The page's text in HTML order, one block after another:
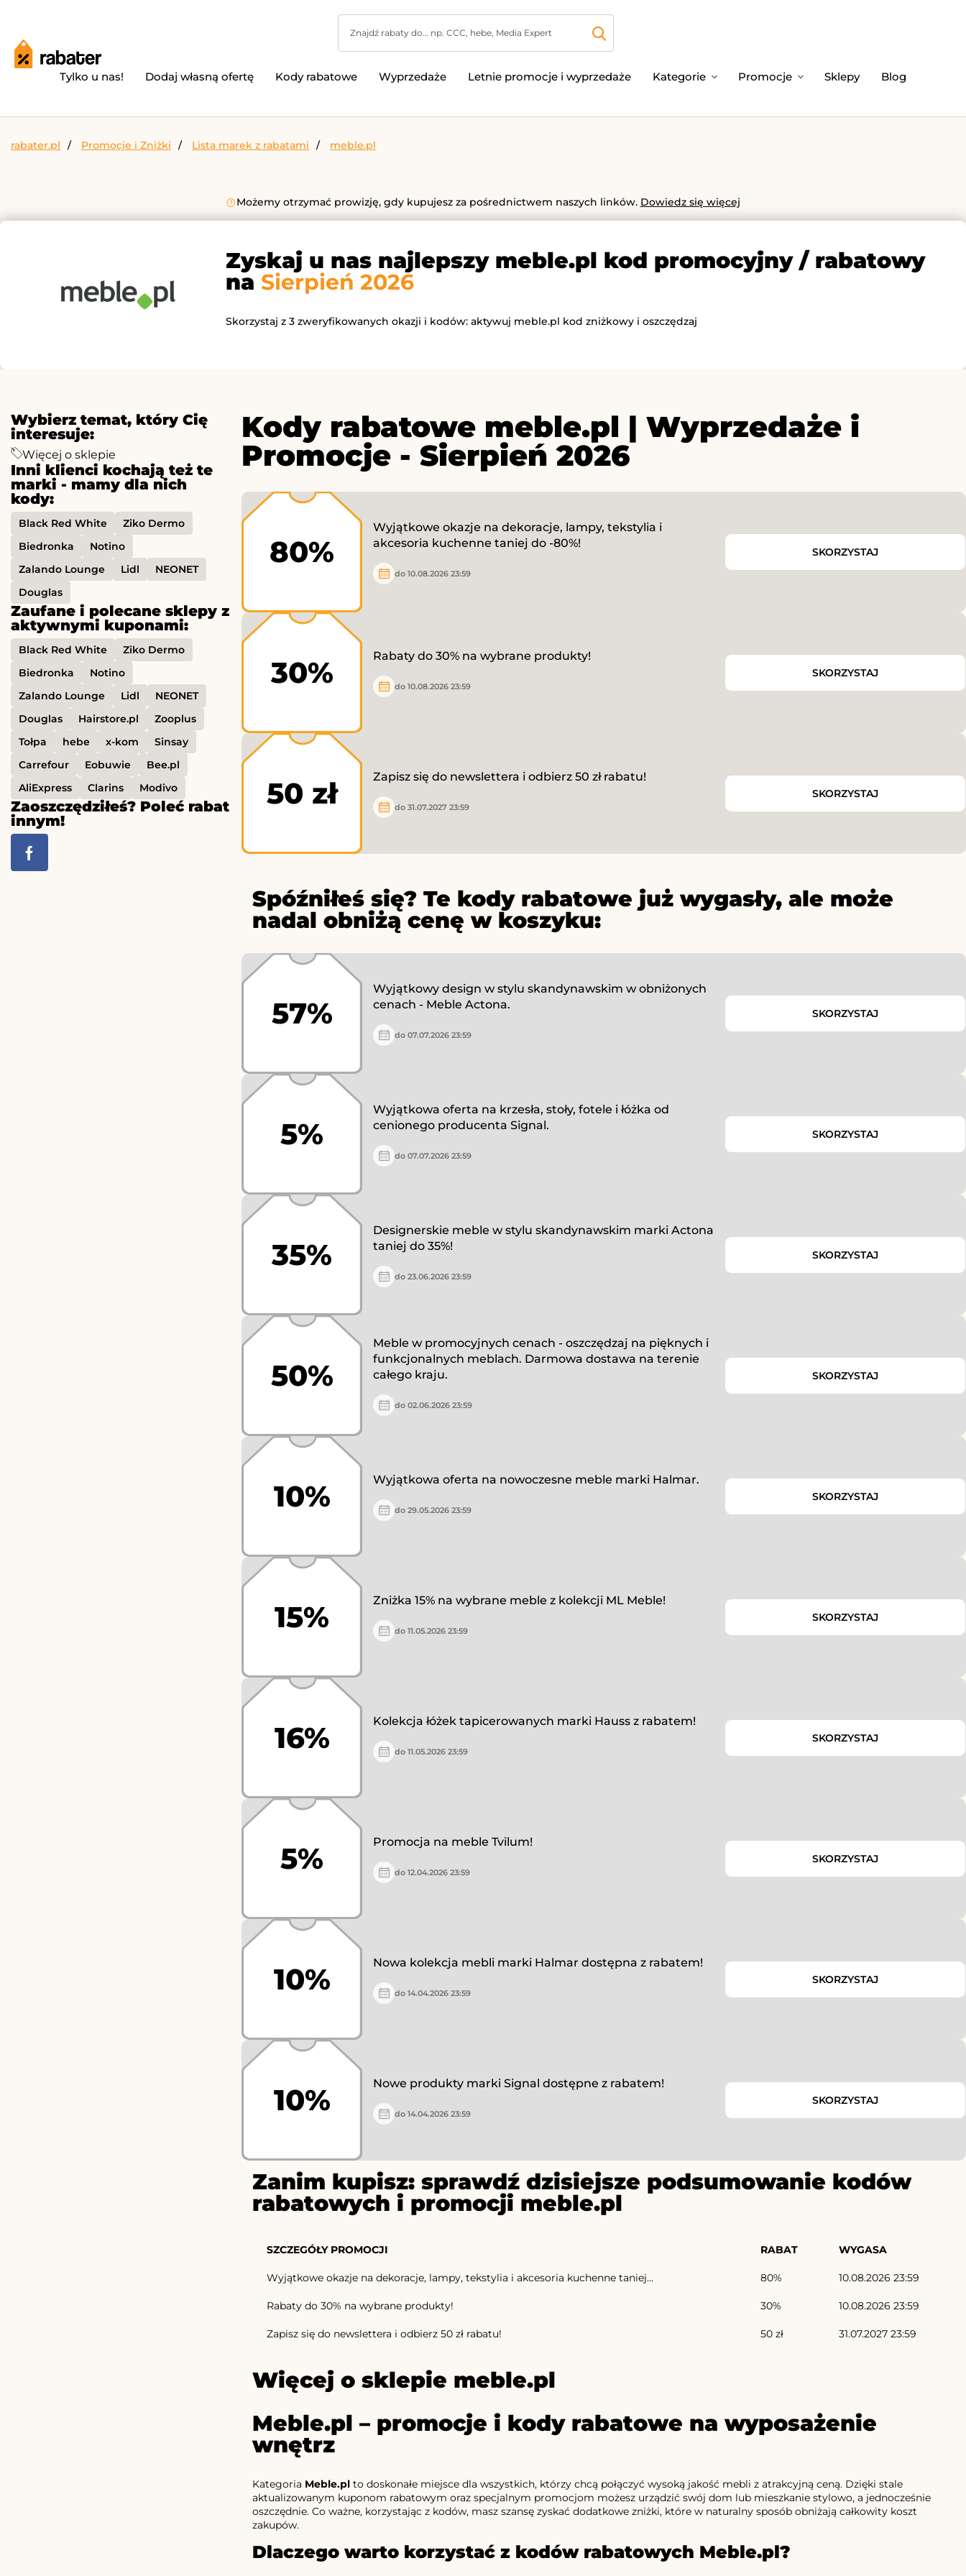
Tylko u nas! Dodaj własną ofertę Kody rabatowe Wyprzedaże Letnie promocje i wyprzedaże Kategorie Promocje Sklepy Blog
rabater.pl Promocje i Zniżki Lista marek z rabatami meble.pl
Możemy otrzymać prowizję, gdy kupujesz za pośrednictwem naszych linków. Dowiedz się więcej
Zyskaj u nas najlepszy meble.pl kod promocyjny / rabatowy
na Sierpień 2026
Skorzystaj z 3 zweryfikowanych okazji i kodów: aktywuj meble.pl kod zniżkowy i oszczędzaj
Wybierz temat, który Cię
interesuje:
Więcej o sklepie
Inni klienci kochają też te
marki - mamy dla nich
kody:
Black Red White
Ziko Dermo
Biedronka
Notino
Zalando Lounge
Lidl
NEONET
Douglas
Zaufane i polecane sklepy z
aktywnymi kuponami:
Black Red White
Ziko Dermo
Biedronka
Notino
Zalando Lounge
Lidl
NEONET
Douglas
Hairstore.pl
Zooplus
Tołpa
hebe x-kom
Sinsay
Carrefour
Eobuwie
Bee.pl
AliExpress
Clarins Modivo
Zaoszczędziłeś? Poleć rabat
innym!
Kody rabatowe meble.pl | Wyprzedaże i
Promocje - Sierpień 2026
80%
Wyjątkowe okazje na dekoracje, lampy, tekstylia i
akcesoria kuchenne taniej do -80%!
do 10.08.2026 23:59
SKORZYSTAJ
30% Rabaty do 30% na wybrane produkty!
do 10.08.2026 23:59
SKORZYSTAJ
50 zł Zapisz się do newslettera i odbierz 50 zł rabatu!
do 31.07.2027 23:59
SKORZYSTAJ
Spóźniłeś się? Te kody rabatowe już wygasły, ale może
nadal obniżą cenę w koszyku:
57%
Wyjątkowy design w stylu skandynawskim w obniżonych
cenach - Meble Actona.
do 07.07.2026 23:59
SKORZYSTAJ
5%
Wyjątkowa oferta na krzesła, stoły, fotele i łóżka od
cenionego producenta Signal.
do 07.07.2026 23:59
SKORZYSTAJ
35%
Designerskie meble w stylu skandynawskim marki Actona
taniej do 35%!
do 23.06.2026 23:59
SKORZYSTAJ
50%
Meble w promocyjnych cenach - oszczędzaj na pięknych i
funkcjonalnych meblach. Darmowa dostawa na terenie
całego kraju.
do 02.06.2026 23:59
SKORZYSTAJ
10% Wyjątkowa oferta na nowoczesne meble marki Halmar.
do 29.05.2026 23:59
SKORZYSTAJ
15% Zniżka 15% na wybrane meble z kolekcji ML Meble!
do 11.05.2026 23:59
SKORZYSTAJ
16% Kolekcja łóżek tapicerowanych marki Hauss z rabatem!
do 11.05.2026 23:59
SKORZYSTAJ
5% Promocja na meble Tvilum!
do 12.04.2026 23:59
SKORZYSTAJ
10% Nowa kolekcja mebli marki Halmar dostępna z rabatem!
do 14.04.2026 23:59
SKORZYSTAJ
10% Nowe produkty marki Signal dostępne z rabatem!
do 14.04.2026 23:59
SKORZYSTAJ
Zanim kupisz: sprawdź dzisiejsze podsumowanie kodów
rabatowych i promocji meble.pl
SZCZEGÓŁY PROMOCJI RABAT WYGASA
Wyjątkowe okazje na dekoracje, lampy, tekstylia i akcesoria kuchenne taniej... 80% 10.08.2026 23:59
Rabaty do 30% na wybrane produkty! 30% 10.08.2026 23:59
Zapisz się do newslettera i odbierz 50 zł rabatu! 50 zł 31.07.2027 23:59
Więcej o sklepie meble.pl
Meble.pl – promocje i kody rabatowe na wyposażenie
wnętrz
Kategoria Meble.pl to doskonałe miejsce dla wszystkich, którzy chcą połączyć wysoką jakość mebli z atrakcyjną ceną. Dzięki stale
aktualizowanym kuponom rabatowym oraz specjalnym promocjom możesz urządzić swój dom lub mieszkanie stylowo, a jednocześnie
oszczędnie. Co ważne, korzystając z kodów, masz szansę zyskać dodatkowe zniżki, które w naturalny sposób obniżają całkowity koszt
zakupów.
Dlaczego warto korzystać z kodów rabatowych Meble.pl?